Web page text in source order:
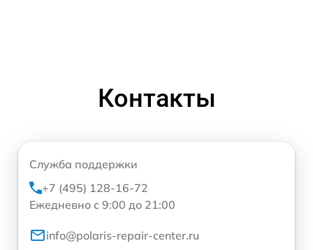
Контакты
Служба поддержки
+7 (495) 128-16-72
Ежедневно с 9:00 до 21:00
info@polaris-repair-center.ru